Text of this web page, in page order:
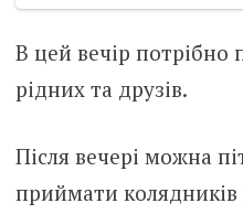
В цей вечір потрібно
рідних та друзів.
Після вечері можна
приймати